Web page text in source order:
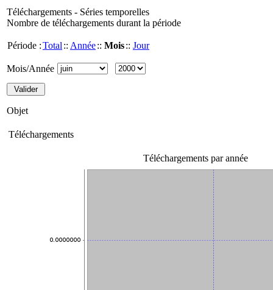
Téléchargements - Séries temporelles
Nombre de téléchargements durant la période
Période :Total :: Année:: Mois:: Jour
Mois/Année
Objet
Téléchargements
Téléchargements par année